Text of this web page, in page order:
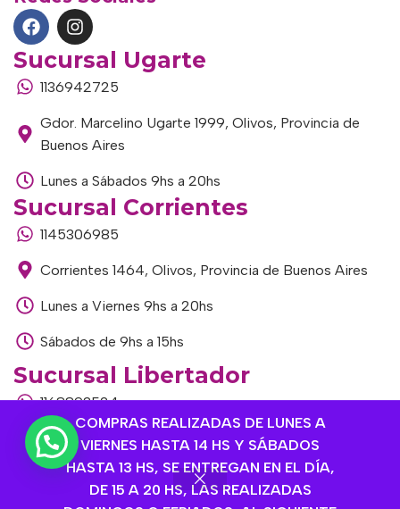
COMPRAS REALIZADAS DE LUNES A
VIERNES HASTA 14 HS Y SÁBADOS
HASTA 13 HS, SE ENTREGAN EN EL DÍA,
DE 15 A 20 HS, LAS REALIZADAS
Sucursal Ugarte
1136942725
Gdor. Marcelino Ugarte 1999, Olivos, Provincia de
Buenos Aires
Lunes a Sábados 9hs a 20hs
Sucursal Corrientes
1145306985
Corrientes 1464, Olivos, Provincia de Buenos Aires
Lunes a Viernes 9hs a 20hs
Sábados de 9hs a 15hs
Sucursal Libertador
1168893524
Av. del Libertador 1915, Vte. López, Provincia de
Buenos Aires
Lunes a Viernes de 9hs a 13hs / 16hs a 20hs